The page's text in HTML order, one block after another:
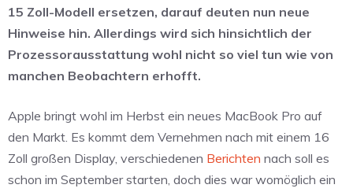
15 Zoll-Modell ersetzen, darauf deuten nun neue
Hinweise hin. Allerdings wird sich hinsichtlich der
Prozessorausstattung wohl nicht so viel tun wie von
manchen Beobachtern erhofft.
Apple bringt wohl im Herbst ein neues MacBook Pro auf
den Markt. Es kommt dem Vernehmen nach mit einem 16
Zoll großen Display, verschiedenen Berichten nach soll es
schon im September starten, doch dies war womöglich ein